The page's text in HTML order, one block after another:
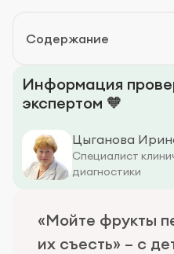
Содержание
Диагностика
Информация
экспертом 🧡
Цыганова
Специалист
диагностики
«Мойте фрукты
их съесть» – с